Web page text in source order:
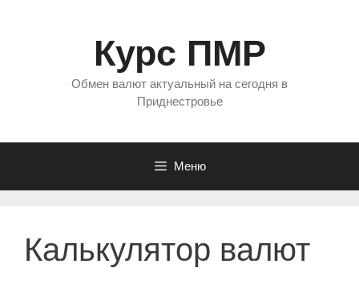
Курс ПМР
Обмен валют актуальный на сегодня в
Приднестровье
Меню
Калькулятор валют